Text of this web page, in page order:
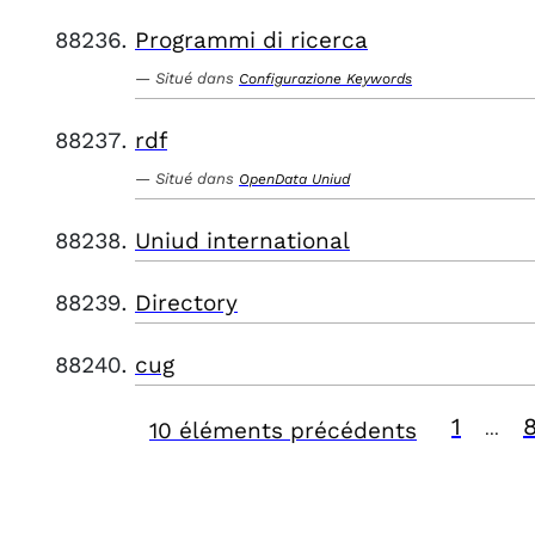
Programmi di ricerca
Situé dans Configurazione Keywords
rdf
Situé dans OpenData Uniud
Uniud international
Directory
cug
10 éléments précédents 1